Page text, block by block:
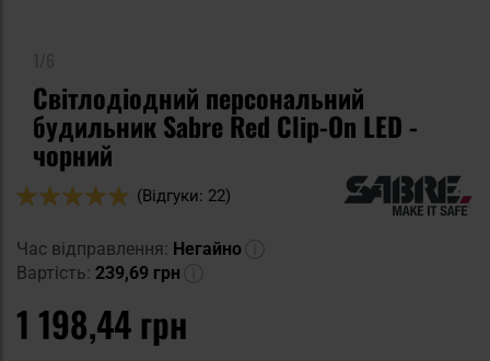
Світлодіодний персональний
будильник Sabre Red Clip-On LED -
чорний
Оцінка:
(Відгуки: 22)
Час відправлення: Негайно
Вартість: 239,69 грн
1 198,44 грн